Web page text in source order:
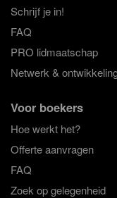
Schrijf je in!
FAQ
PRO lidmaatschap
Netwerk &
Voor boekers
Hoe werkt het?
Offerte aanvragen
FAQ
Zoek op gelegenheid